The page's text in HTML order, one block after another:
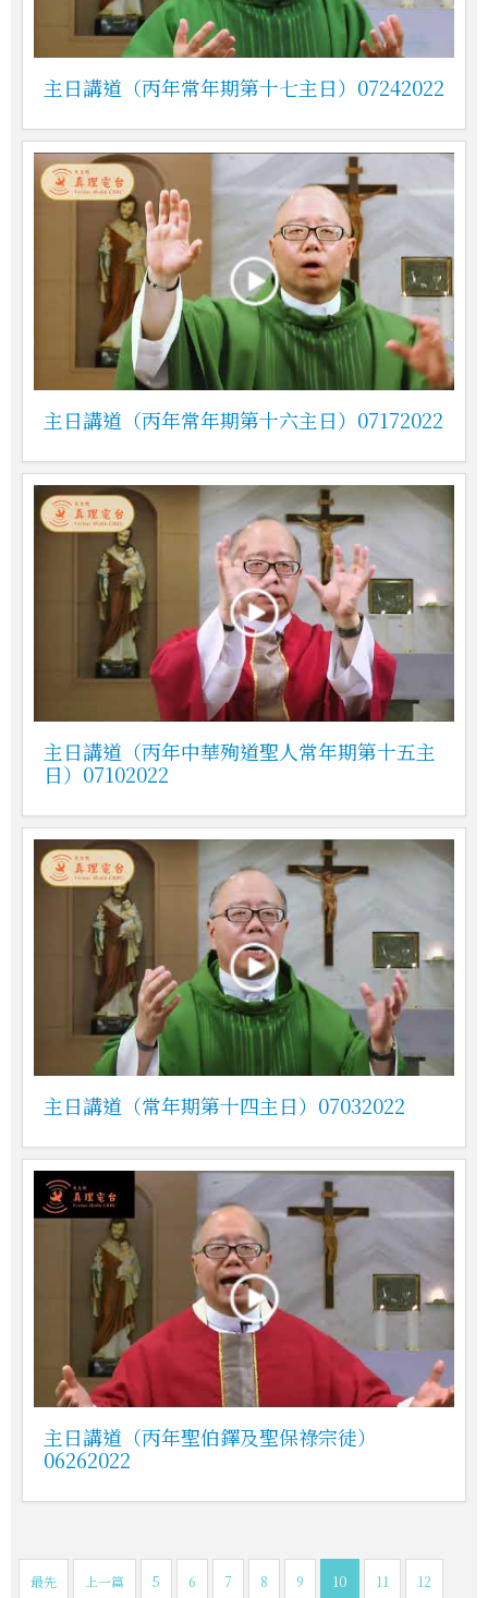
主日講道（丙年常年期第十七主日）07242022
主日講道（丙年常年期第十六主日）07172022
主日講道（丙年中華殉道聖人常年期第十五主
日）07102022
主日講道（常年期第十四主日）07032022
主日講道（丙年聖伯鐸及聖保祿宗徒）
06262022
最先 上一篇 5 6 7 8 9 10 11 12